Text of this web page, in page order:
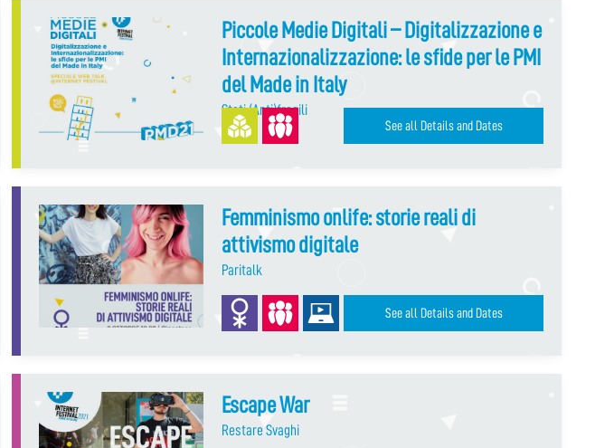
Piccole Medie Digitali – Digitalizzazione e
Internazionalizzazione: le sfide per le PMI
del Made in Italy
Stati (Anti)fragili
See all Details and Dates
Femminismo onlife: storie reali di
attivismo digitale
Paritalk
See all Details and Dates
Escape War
Restare Svaghi